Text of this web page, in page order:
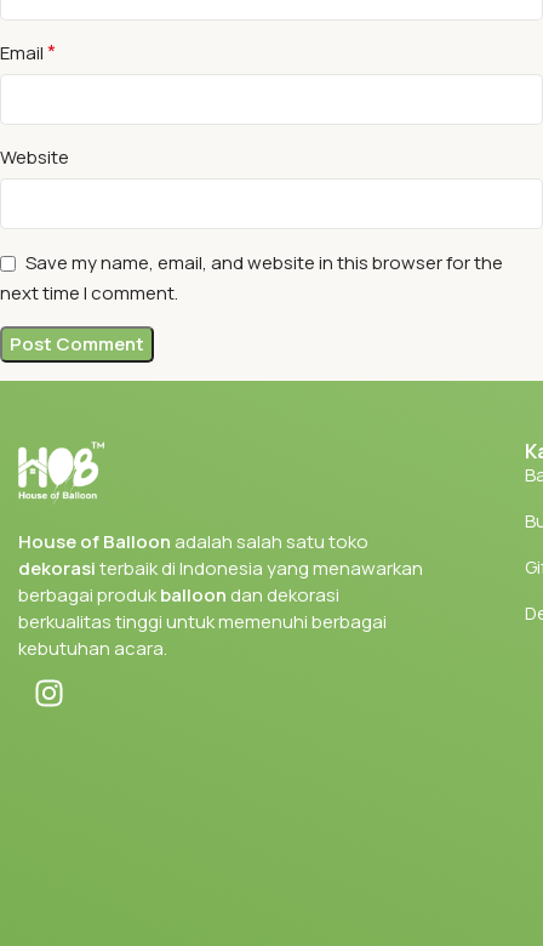
Email*
Website
Save my name, email, and website in this browser for the
next time I comment.
House of Balloon adalah salah satu toko
dekorasiterbaik di Indonesia yang menawarkan
berbagai produkballoon dan dekorasi
berkualitas tinggi untuk memenuhi berbagai
kebutuhan acara.